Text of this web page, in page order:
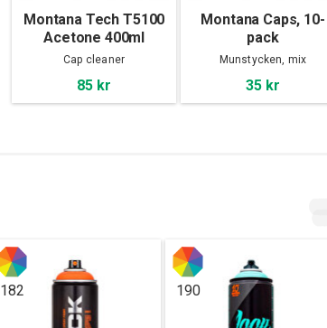
Montana Tech T5100
Acetone 400ml
Cap cleaner
85 kr
Montana Caps, 10-
pack
Munstycken, mix
35 kr
182 190